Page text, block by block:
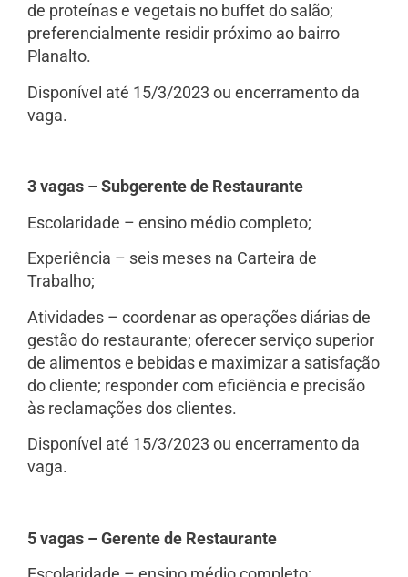
de proteínas e vegetais no buffet do salão;
preferencialmente residir próximo ao bairro
Planalto.
Disponível até 15/3/2023 ou encerramento da
vaga.
3 vagas – Subgerente de Restaurante
Escolaridade – ensino médio completo;
Experiência – seis meses na Carteira de
Trabalho;
Atividades – coordenar as operações diárias de
gestão do restaurante; oferecer serviço superior
de alimentos e bebidas e maximizar a satisfação
do cliente; responder com eficiência e precisão
às reclamações dos clientes.
Disponível até 15/3/2023 ou encerramento da
vaga.
5 vagas – Gerente de Restaurante